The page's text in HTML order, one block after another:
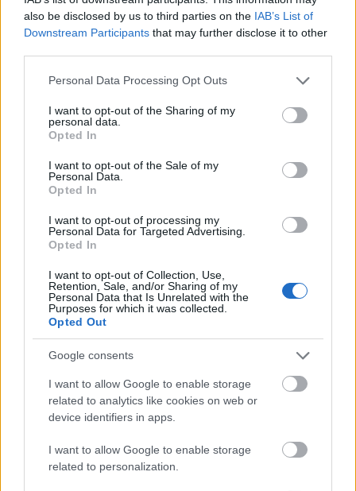
also be disclosed by us to third parties on the IAB’s List of
Downstream Participants that may further disclose it to other
Please note that this website/app uses one or more Google
not limited to your visit or usage behaviour. You may click to
grant or deny consent to Google and its third-party tags to
use your data for below specified purposes in below Google
consent section.
Personal Data Processing Opt Outs
I want to opt-out of the Sharing of my
personal data.
Opted In
I want to opt-out of the Sale of my
Personal Data.
Opted In
I want to opt-out of processing my
Personal Data for Targeted Advertising.
Opted In
I want to opt-out of Collection, Use,
Retention, Sale, and/or Sharing of my
Personal Data that Is Unrelated with the
Purposes for which it was collected.
Opted Out
Google consents
I want to allow Google to enable storage
related to analytics like cookies on web or
device identifiers in apps.
I want to allow Google to enable storage
related to personalization.
Ciekawostki
— Byczy strzał. O nazwach shotów
ścichapęk— Pochodzenie słowaścichapęk
Mogą Cię zainteresować również hasła
wołacz
bingo
oniemieć